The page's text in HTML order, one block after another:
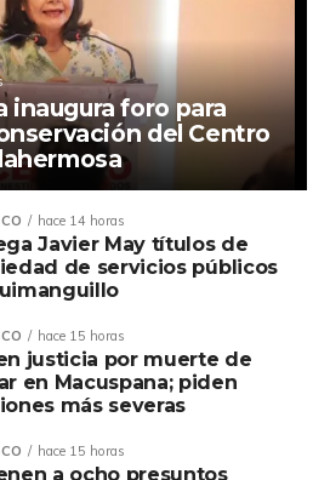
inaugura foro para
del Centro
hace 14 horas
Javier May títulos de
de servicios públicos
hace 15 horas
justicia por muerte de
en Macuspana; piden
más severas
hace 15 horas
a ocho presuntos